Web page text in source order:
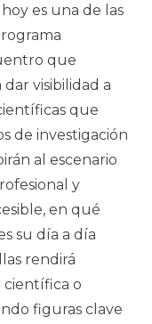
es una de las
que
visibilidad a
que
de investigación
al escenario
y
en qué
su día a día
rendirá
o
figuras clave